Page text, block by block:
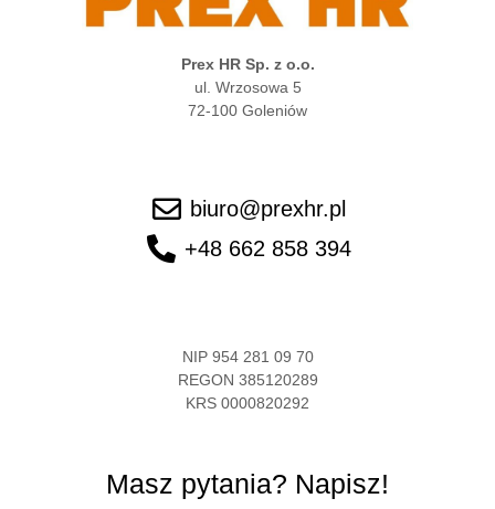
Prex HR Sp. z o.o.
ul. Wrzosowa 5
72-100 Goleniów
biuro@prexhr.pl
+48 662 858 394
NIP 954 281 09 70
REGON 385120289
KRS 0000820292
Masz pytania? Napisz!